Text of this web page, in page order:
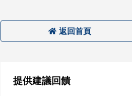
返回首頁
提供建議回饋